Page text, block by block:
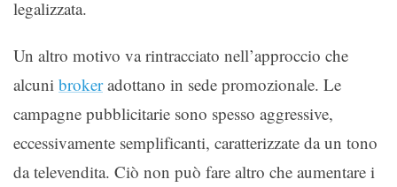
legalizzata.
Un altro motivo va rintracciato nell’approccio che
alcuni brokeradottano in sede promozionale. Le
campagne pubblicitarie sono spesso aggressive,
eccessivamente semplificanti, caratterizzate da un tono
da televendita. Ciò non può fare altro che aumentare i